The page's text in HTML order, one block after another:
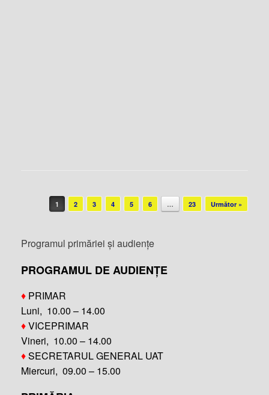
Post navigation
1 2 3 4 5 6 … 23 Următor »
Programul primăriei și audiențe
PROGRAMUL DE AUDIENȚE
♦ PRIMAR
Luni, 10.00 – 14.00
♦VICEPRIMAR
Vineri, 10.00 – 14.00
♦SECRETARUL GENERAL UAT
Miercuri, 09.00 – 15.00